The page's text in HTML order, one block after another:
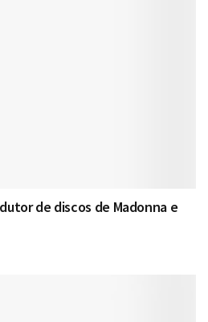
de discos de Madonna e